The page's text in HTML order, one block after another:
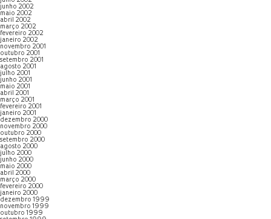
junho 2002
maio 2002
abril 2002
março 2002
fevereiro 2002
janeiro 2002
novembro 2001
outubro 2001
setembro 2001
agosto 2001
julho 2001
junho 2001
maio 2001
abril 2001
março 2001
fevereiro 2001
janeiro 2001
dezembro 2000
novembro 2000
outubro 2000
setembro 2000
agosto 2000
julho 2000
junho 2000
maio 2000
abril 2000
março 2000
fevereiro 2000
janeiro 2000
dezembro 1999
novembro 1999
outubro 1999